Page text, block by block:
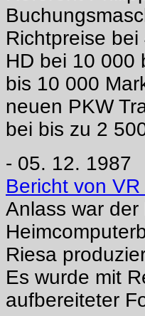
Richtpreise
HD bei 10 000
bis 10 000
neuen PKW
bei bis zu 2
- 05. 12. 1987
Bericht von
Anlass war
Riesa
Es wurde mit
aufbereiteter